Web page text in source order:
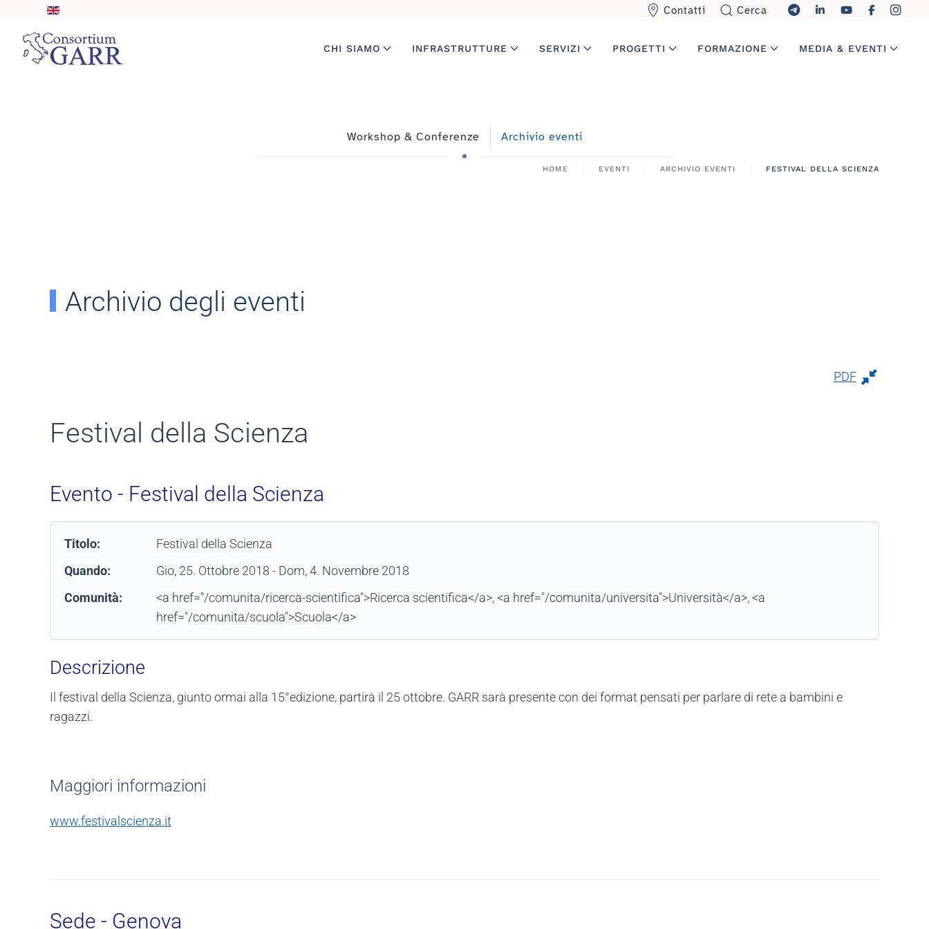
Skip to main content
Contatti Cerca
CHI SIAMO INFRASTRUTTURE SERVIZI PROGETTI FORMAZIONE MEDIA & EVENTI
Workshop & Conferenze Archivio eventi
HOME EVENTI ARCHIVIO EVENTI FESTIVAL DELLA SCIENZA
Archivio degli eventi
PDF
Festival della Scienza
Evento - Festival della Scienza
Titolo:
Festival della Scienza
Quando:
Gio, 25. Ottobre 2018 - Dom, 4. Novembre 2018
Comunità:
<a href="/comunita/ricerca-scientifica">Ricerca scientifica</a>, <a href="/comunita/universita">Università</a>, <a
href="/comunita/scuola">Scuola</a>
Descrizione
Il festival della Scienza, giunto ormai alla 15°edizione, partirà il 25 ottobre. GARR sarà presente con dei format pensati per parlare di rete a bambini e
ragazzi.
Maggiori informazioni
www.festivalscienza.it
Sede - Genova